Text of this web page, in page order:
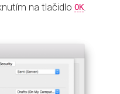
na tlačidlo OK.